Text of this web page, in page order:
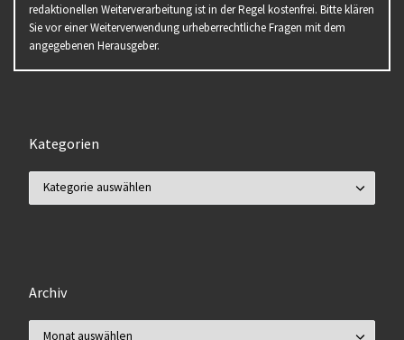
redaktionellen Weiterverarbeitung ist in der Regel kostenfrei. Bitte klären
Sie vor einer Weiterverwendung urheberrechtliche Fragen mit dem
angegebenen Herausgeber.
Kategorien
Archiv